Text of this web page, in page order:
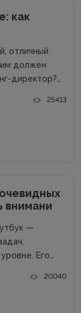
как
отличный
должен
директор?
Agency,
25413
внимани
—
Его
— даже не
топовой
20040